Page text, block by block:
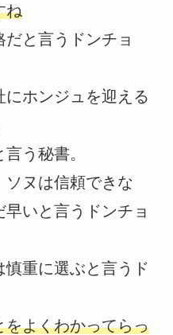
ね
と言うドンチョ
にホンジュを迎える
う秘書。
ソヌは信頼できな
いと言うドンチョ
重に選ぶと言うド
をよくわかってらっ